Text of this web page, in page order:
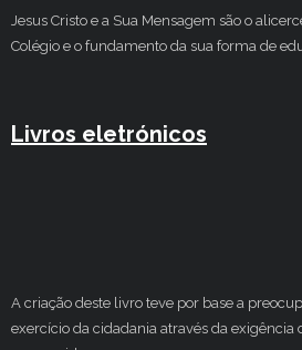
Jesus Cristo e a Sua Mensagem são o
Colégio e o fundamento da sua forma de
Livros eletrónicos
A criação deste livro teve por base a
exercício da cidadania através da exigência